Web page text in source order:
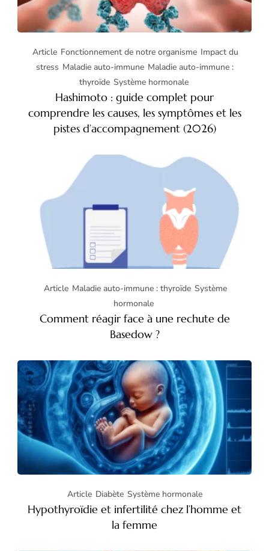
Article Fonctionnement de notre organisme Impact du
stress Maladie auto-immune Maladie auto-immune :
thyroïde Système hormonale
Hashimoto : guide complet pour
comprendre les causes, les symptômes et les
pistes d’accompagnement (2026)
Article Maladie auto-immune : thyroïde Système
hormonale
Comment réagir face à une rechute de
Basedow ?
Article Diabète Système hormonale
Hypothyroïdie et infertilité chez l’homme et
la femme​